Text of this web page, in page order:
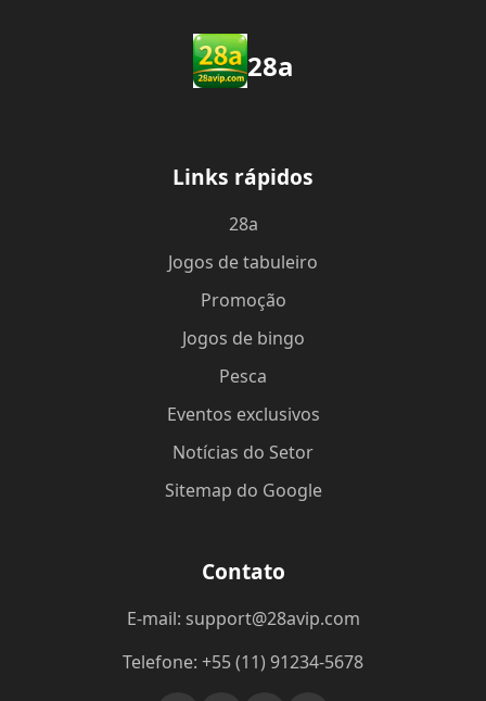
28a
Links rápidos
28a
Jogos de tabuleiro
Promoção
Jogos de bingo
Pesca
Eventos exclusivos
Notícias do Setor
Sitemap do Google
Contato
E-mail: support@28avip.com
Telefone: +55 (11) 91234-5678